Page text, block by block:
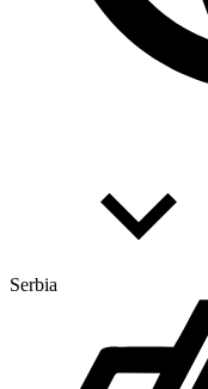
Serbia